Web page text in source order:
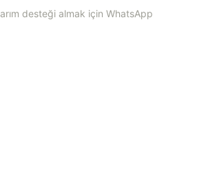
desteği almak için WhatsApp